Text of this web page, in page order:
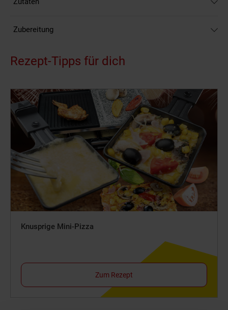
Zubereitung
Rezept-Tipps für dich
Knusprige Mini-Pizza
Zum Rezept